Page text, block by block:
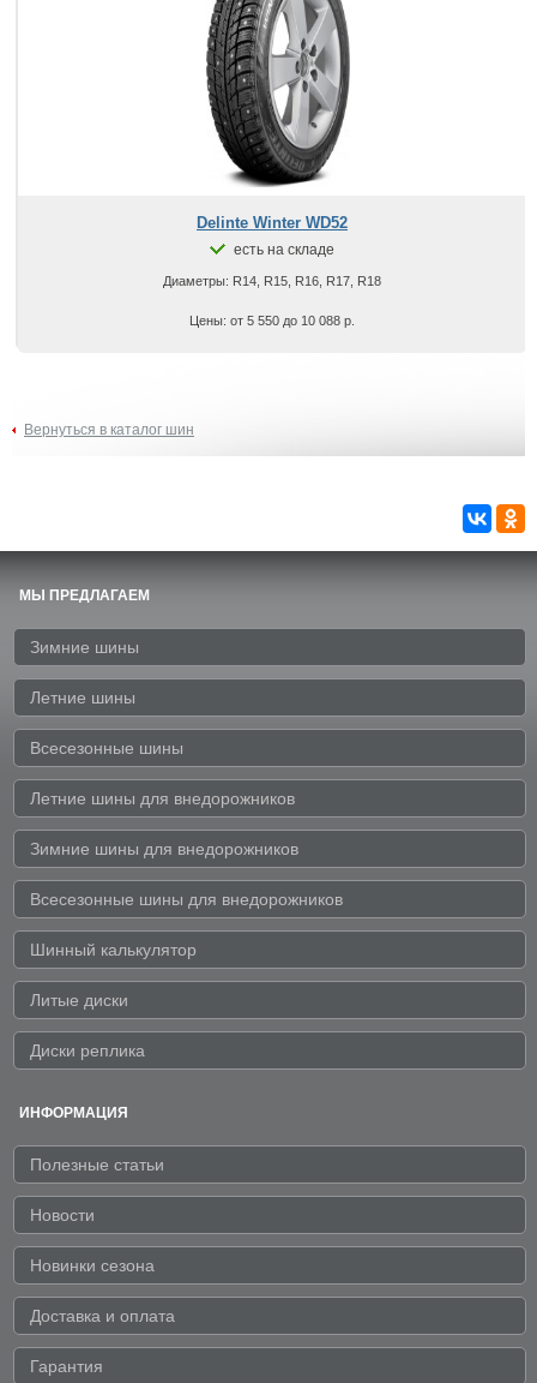
Delinte Winter WD52
есть на складе
Диаметры: R14, R15, R16, R17, R18
Цены: от 5 550 до 10 088 р.
Вернуться в каталог шин
МЫ ПРЕДЛАГАЕМ
Зимние шины
Летние шины
Всесезонные шины
Летние шины для внедорожников
Зимние шины для внедорожников
Всесезонные шины для внедорожников
Шинный калькулятор
Литые диски
Диски реплика
ИНФОРМАЦИЯ
Полезные статьи
Новости
Новинки сезона
Доставка и оплата
Гарантия